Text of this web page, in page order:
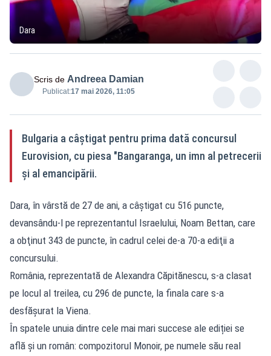
Dara
Scris de Andreea Damian
Publicat:17 mai 2026, 11:05
Bulgaria a câștigat pentru prima dată concursul
Eurovision, cu piesa "Bangaranga, un imn al petrecerii
şi al emancipării.
Dara, în vârstă de 27 de ani, a câştigat cu 516 puncte,
devansându-l pe reprezentantul Israelului, Noam Bettan, care
a obţinut 343 de puncte, în cadrul celei de-a 70-a ediţii a
concursului.
România, reprezentată de Alexandra Căpitănescu, s-a clasat
pe locul al treilea, cu 296 de puncte, la finala care s-a
desfăşurat la Viena.
În spatele unuia dintre cele mai mari succese ale ediției se
află și un român: compozitorul Monoir, pe numele său real